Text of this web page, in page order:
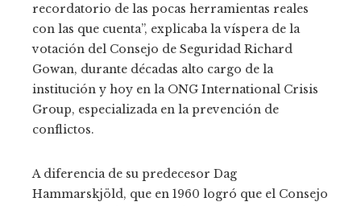
recordatorio de las pocas herramientas reales
con las que cuenta”, explicaba la víspera de la
votación del Consejo de Seguridad Richard
Gowan, durante décadas alto cargo de la
institución y hoy en la ONG International Crisis
Group, especializada en la prevención de
conflictos.
A diferencia de su predecesor Dag
Hammarskjöld, que en 1960 logró que el Consejo